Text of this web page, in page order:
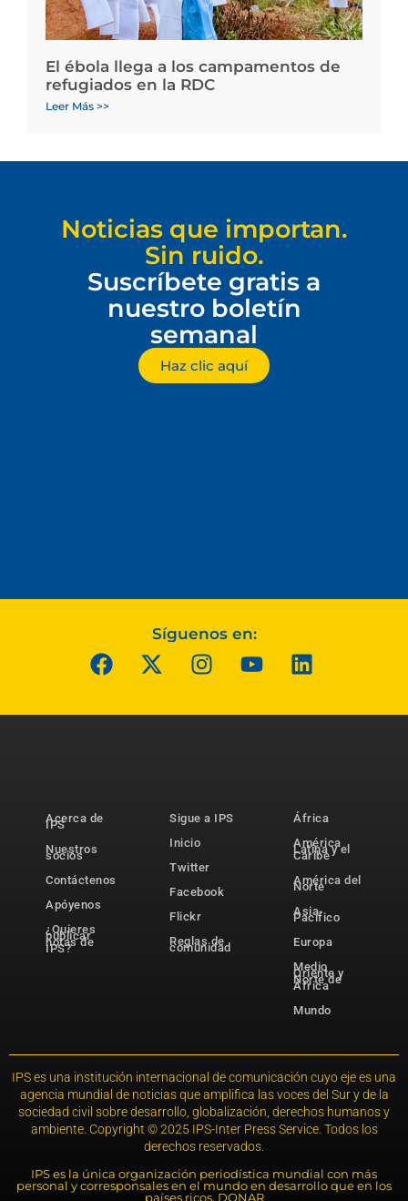
El ébola llega a los campamentos de
refugiados en la RDC
Leer Más >>
Noticias que importan.
Sin ruido.
Suscríbete gratis a
nuestro boletín
semanal
Haz clic aquí
Síguenos en:
Acerca de
IPS
Nuestros
socios
Contáctenos
Apóyenos
¿Quieres
publicar
notas de
IPS?
Sigue a IPS
Inicio
Twitter
Facebook
Flickr
Reglas de
comunidad
África
América
Latina y el
Caribe
América del
Norte
Asia-
Pacífico
Europa
Medio
Oriente y
Norte de
África
Mundo
IPS es una institución internacional de comunicación cuyo eje es una
agencia mundial de noticias que amplifica las voces del Sur y de la
sociedad civil sobre desarrollo, globalización, derechos humanos y
ambiente. Copyright © 2025 IPS-Inter Press Service. Todos los
derechos reservados.
IPS es la única organización periodística mundial con más
personal y corresponsales en el mundo en desarrollo que en los
países ricos. DONAR